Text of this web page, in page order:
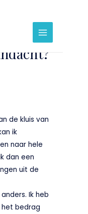
Main
Menu
de kluis van
ik
naar hele
dan een
uit de
Ik heb
bedrag